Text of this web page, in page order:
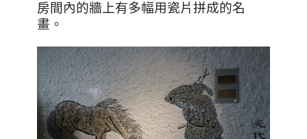
房間內的牆上有多幅用瓷片拼成的名
畫。